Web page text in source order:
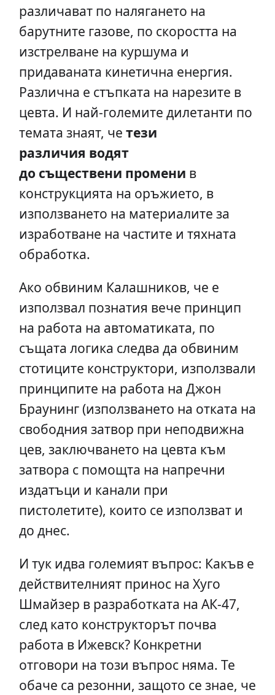
различават по налягането на
барутните газове, по скоростта на
изстрелване на куршума и
придаваната кинетична енергия.
Различна е стъпката на нарезите в
цевта. И най-големите дилетанти по
темата знаят, че тези
различия водят
до съществени промени в
конструкцията на оръжието, в
използването на материалите за
изработване на частите и тяхната
обработка.
Ако обвиним Калашников, че е
използвал познатия вече принцип
на работа на автоматиката, по
същата логика следва да обвиним
стотиците конструктори, използвали
принципите на работа на Джон
Браунинг (използването на отката на
свободния затвор при неподвижна
цев, заключването на цевта към
затвора с помощта на напречни
издатъци и канали при
пистолетите), които се използват и
до днес.
И тук идва големият въпрос: Какъв е
действителният принос на Хуго
Шмайзер в разработката на АК-47,
след като конструкторът почва
работа в Ижевск? Конкретни
отговори на този въпрос няма. Те
обаче са резонни, защото се знае, че